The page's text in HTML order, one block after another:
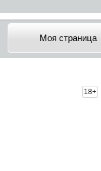
Моя страница
18+